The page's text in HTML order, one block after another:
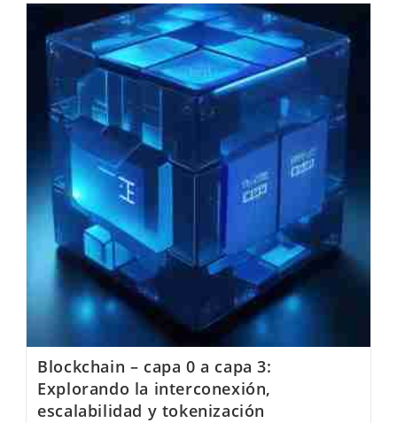
Fiscales
Para
Tokenizar
–
PARTE
II
Blockchain – capa 0 a capa 3:
Explorando la interconexión,
escalabilidad y tokenización